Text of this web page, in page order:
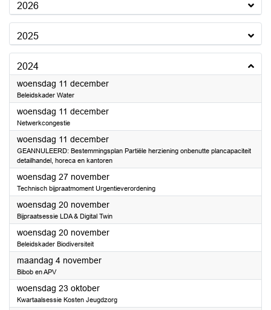
2026
2025
2024
woensdag 11 december2024
Beleidskader Water
woensdag 11 december2024
Netwerkcongestie
woensdag 11 december2024
GEANNULEERD: Bestemmingsplan Partiële herziening onbenutte plancapaciteit
detailhandel, horeca en kantoren
woensdag 27 november2024
Technisch bijpraatmoment Urgentieverordening
woensdag 20 november2024
Bijpraatsessie LDA & Digital Twin
woensdag 20 november2024
Beleidskader Biodiversiteit
maandag 4 november2024
Bibob en APV
woensdag 23 oktober2024
Kwartaalsessie Kosten Jeugdzorg